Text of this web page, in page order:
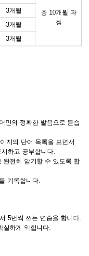
총 10개월 과
정
3개월
3개월
3개월
민의 정확한 발음으로 듣습
지의 단어 목록을 보면서
하고 공부합니다.
완전히 암기할 수 있도록 합
기록합니다.
5번씩 쓰는 연습을 합니다.
실하게 익힙니다.